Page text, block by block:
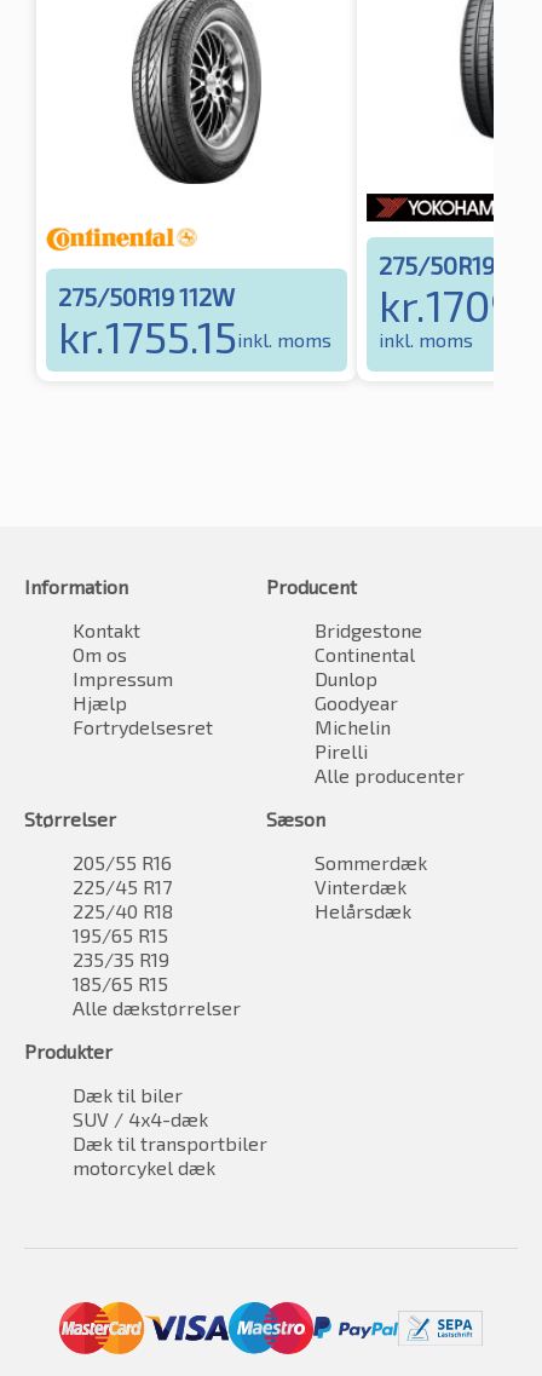
275/50R19 112W
kr.1755.15inkl. moms
275/50R19
kr.
inkl. moms
Information
Kontakt
Om os
Impressum
Hjælp
Fortrydelsesret
Producent
Bridgestone
Continental
Dunlop
Goodyear
Michelin
Pirelli
Alle producenter
Størrelser
205/55 R16
225/45 R17
225/40 R18
195/65 R15
235/35 R19
185/65 R15
Alle dækstørrelser
Sæson
Sommerdæk
Vinterdæk
Helårsdæk
Produkter
Dæk til biler
SUV / 4x4-dæk
Dæk til transportbiler
motorcykel dæk